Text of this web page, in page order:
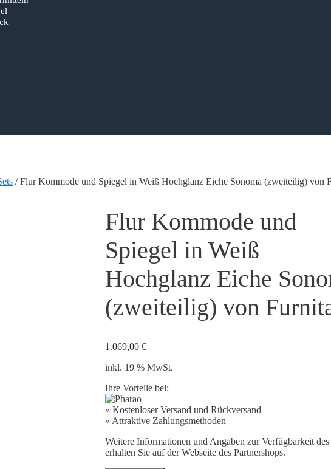
/ Flur Kommode und Spiegel in Weiß Hochglanz Eiche Sonoma (zweiteilig) von
Flur Kommode und
Spiegel in Weiß
Hochglanz Eiche
(zweiteilig) von
1.069,00 €
inkl. 19 % MwSt.
Ihre Vorteile bei:
» Kostenloser Versand und Rückversand
» Attraktive Zahlungsmethoden
Weitere Informationen und Angaben zur Verfügbarkeit
erhalten Sie auf der Webseite des Partnershops.